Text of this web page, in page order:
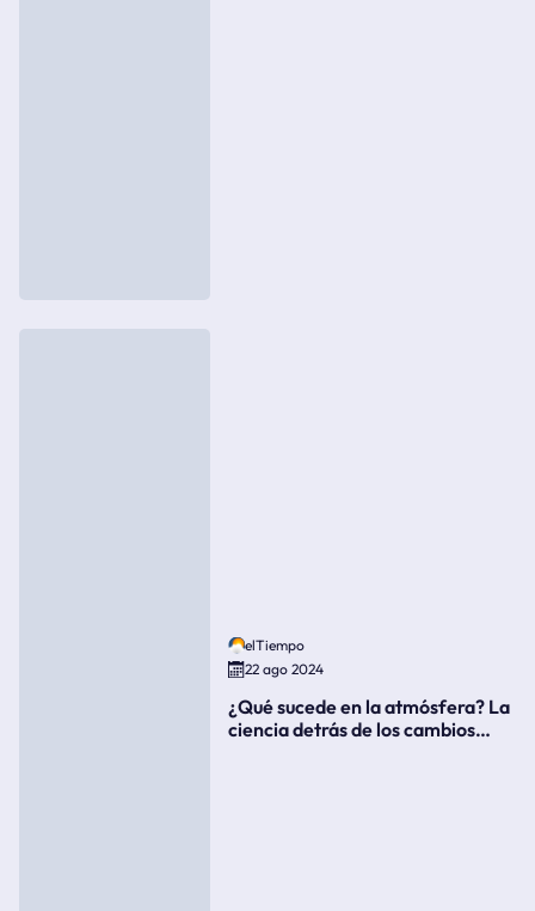
elTiempo
22 ago 2024
¿Qué sucede en la atmósfera? La
ciencia detrás de los cambios